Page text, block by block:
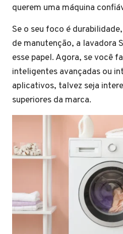
querem uma máquina
Se o seu foco é
de manutenção, a lavadora
esse papel. Agora, se você
inteligentes avançadas ou
aplicativos, talvez seja
superiores da marca.